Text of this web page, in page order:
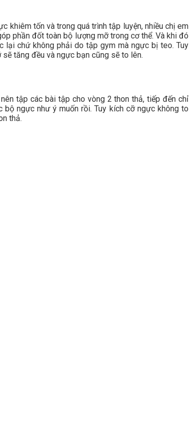
khiêm tốn và trong quá trình tập luyện, nhiều chị em
phần đốt toàn bộ lượng mỡ trong cơ thể. Và khi đó
chứ không phải do tập gym mà ngực bị teo. Tuy
tăng đều và ngực bạn cũng sẽ to lên.
tập các bài tập cho vòng 2 thon thả, tiếp đến chỉ
ngực như ý muốn rồi. Tuy kích cỡ ngực không to
thả.